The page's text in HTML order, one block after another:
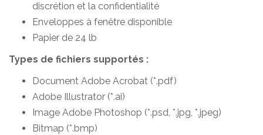
discrétion et la confidentialité
Enveloppes à fenêtre disponible
Papier de 24 lb
Types de fichiers supportés :
Document Adobe Acrobat (*.pdf)
Adobe Illustrator (*.ai)
Image Adobe Photoshop (*.psd, *.jpg, *.jpeg)
Bitmap (*.bmp)